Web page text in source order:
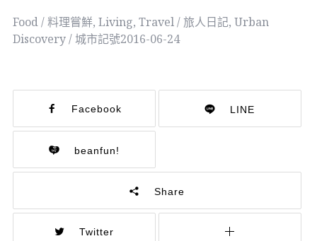
Food / 料理嘗鮮, Living, Travel / 旅人日記, Urban
Discovery / 城市記號2016-06-24
Facebook LINE
beanfun!
Share
Twitter